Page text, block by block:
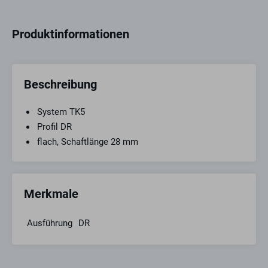
Produktinformationen
Beschreibung
System TK5
Profil DR
flach, Schaftlänge 28 mm
Merkmale
Ausführung DR